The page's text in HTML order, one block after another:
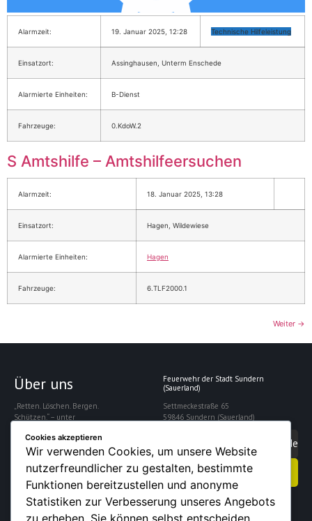
Alarmzeit: 19. Januar 2025, 12:28 Technische Hilfeleistung
Einsatzort: Assinghausen, Unterm Enschede
Alarmierte Einheiten: B-Dienst
Fahrzeuge: 0.KdoW.2
S Amtshilfe – Amtshilfeersuchen
Alarmzeit: 18. Januar 2025, 13:28
Einsatzort: Hagen, Wildewiese
Alarmierte Einheiten: Hagen
Fahrzeuge: 6.TLF2000.1
Weiter →
Über uns
„Retten. Löschen. Bergen.
Schützen.“ – unter
gewährleistet die
Freiwillige Feuerwehr
Sundern die Sicherheit
der rund 28.000
Einwohner der Stadt.
Feuerwehr der Stadt Sundern
(Sauerland)
Settmeckestraße 65
59846 Sundern (Sauerland)
info@feuerwehrsundern.de
Kontakt aufnehmen
Cookies akzeptieren
Wir verwenden Cookies, um unsere Website
nutzerfreundlicher zu gestalten, bestimmte
Funktionen bereitzustellen und anonyme
Statistiken zur Verbesserung unseres Angebots
zu erheben. Sie können selbst entscheiden,